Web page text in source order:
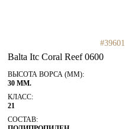
#39601
Balta Itc Coral Reef 0600
ВЫСОТА ВОРСА (ММ):
30 ММ.
КЛАСС:
21
СОСТАВ: